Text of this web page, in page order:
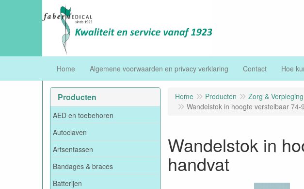
Home Algemene voorwaarden en privacy verklaring Contact Hoe
Producten
AED en toebehoren
Autoclaven
Artsentassen
Bandages & braces
Batterijen
Home Producten Zorg & Verpleging
Wandelstok in hoogte verstelbaar
Wandelstok in
handvat